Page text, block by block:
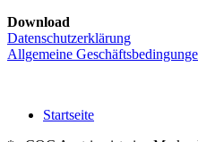
Download
Datenschutzerklärung
Allgemeine
Startseite